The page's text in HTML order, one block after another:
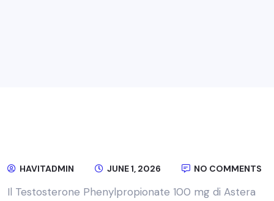
HAVITADMIN JUNE 1, 2026 NO COMMENTS
Il Testosterone Phenylpropionate 100 mg di Astera